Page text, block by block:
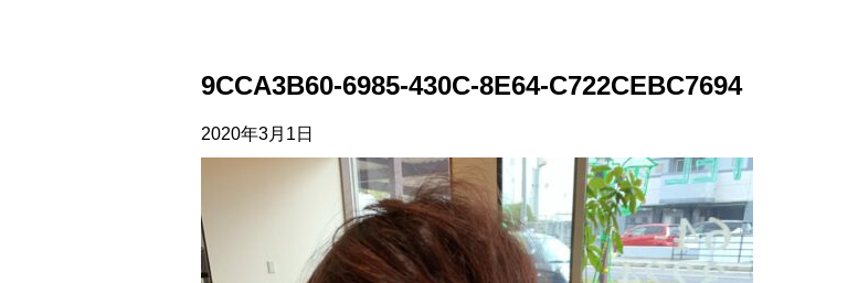
9CCA3B60-6985-430C-8E64-C722CEBC7694
2020年3月1日